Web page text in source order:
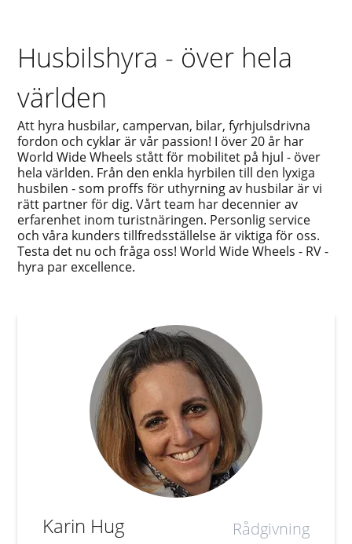
Husbilshyra - över hela
världen
Att hyra husbilar, campervan, bilar, fyrhjulsdrivna
fordon och cyklar är vår passion! I över 20 år har
World Wide Wheels stått för mobilitet på hjul - över
hela världen. Från den enkla hyrbilen till den lyxiga
husbilen - som proffs för uthyrning av husbilar är vi
rätt partner för dig. Vårt team har decennier av
erfarenhet inom turistnäringen. Personlig service
och våra kunders tillfredsställelse är viktiga för oss.
Testa det nu och fråga oss! World Wide Wheels - RV -
hyra par excellence.
Karin Hug Rådgivning